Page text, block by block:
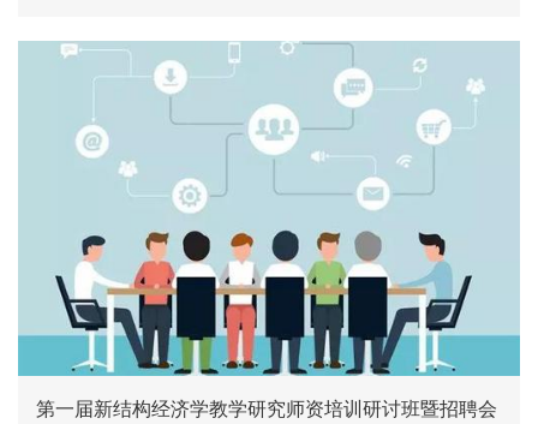
第一届新结构经济学教学研究师资培训研讨班暨招聘会